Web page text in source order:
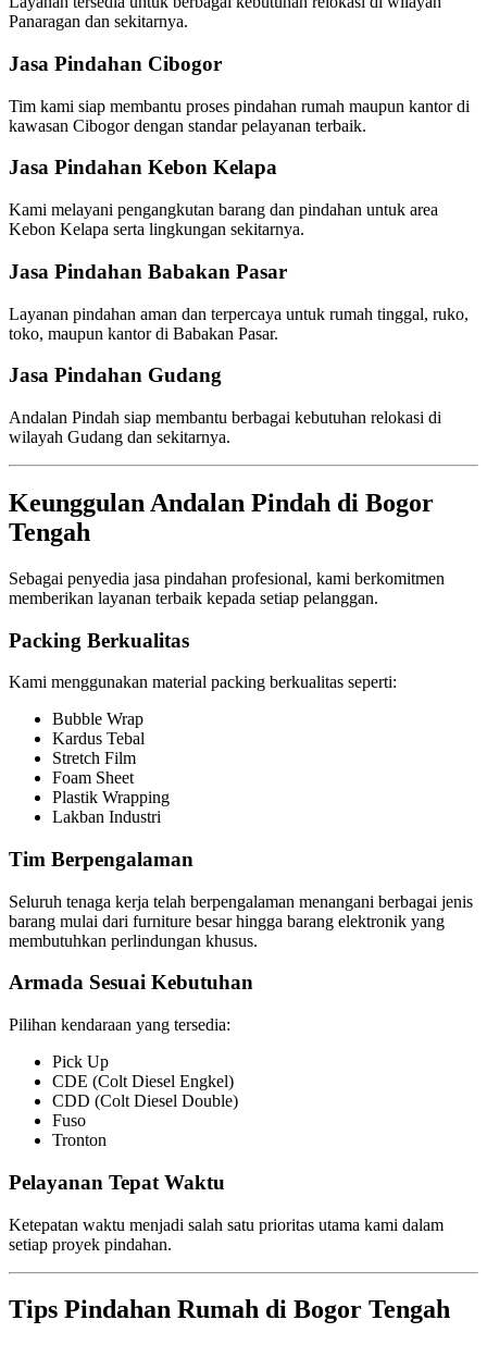
Panaragan dan sekitarnya.
Jasa Pindahan Cibogor
Tim kami siap membantu proses pindahan rumah maupun kantor di
kawasan Cibogor dengan standar pelayanan terbaik.
Jasa Pindahan Kebon Kelapa
Kami melayani pengangkutan barang dan pindahan untuk area
Kebon Kelapa serta lingkungan sekitarnya.
Jasa Pindahan Babakan Pasar
Layanan pindahan aman dan terpercaya untuk rumah tinggal, ruko,
toko, maupun kantor di Babakan Pasar.
Jasa Pindahan Gudang
Andalan Pindah siap membantu berbagai kebutuhan relokasi di
wilayah Gudang dan sekitarnya.
Keunggulan Andalan Pindah di Bogor
Tengah
Sebagai penyedia jasa pindahan profesional, kami berkomitmen
memberikan layanan terbaik kepada setiap pelanggan.
Packing Berkualitas
Kami menggunakan material packing berkualitas seperti:
Bubble Wrap
Kardus Tebal
Stretch Film
Foam Sheet
Plastik Wrapping
Lakban Industri
Tim Berpengalaman
Seluruh tenaga kerja telah berpengalaman menangani berbagai jenis
barang mulai dari furniture besar hingga barang elektronik yang
membutuhkan perlindungan khusus.
Armada Sesuai Kebutuhan
Pilihan kendaraan yang tersedia:
Pick Up
CDE (Colt Diesel Engkel)
CDD (Colt Diesel Double)
Fuso
Tronton
Pelayanan Tepat Waktu
Ketepatan waktu menjadi salah satu prioritas utama kami dalam
setiap proyek pindahan.
Tips Pindahan Rumah di Bogor Tengah